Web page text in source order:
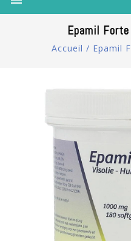
Epamil
Accueil / Epamil